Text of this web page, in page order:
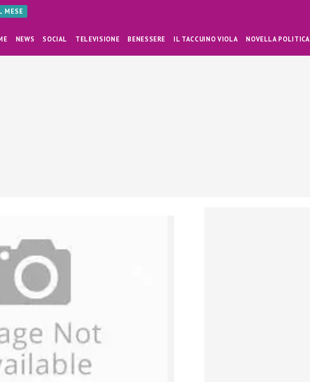
MESE
NEWS SOCIAL TELEVISIONE BENESSERE IL TACCUINO VIOLA NOVELLA POLITICA